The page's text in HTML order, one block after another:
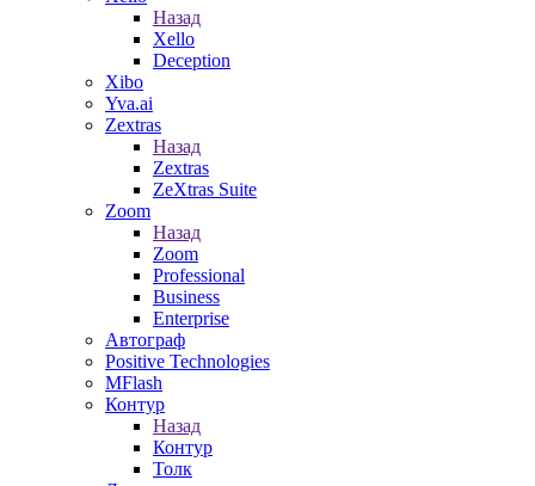
Назад
Xello
Deception
Xibo
Yva.ai
Zextras
Назад
Zextras
ZeXtras Suite
Zoom
Назад
Zoom
Professional
Business
Enterprise
Автограф
Positive Technologies
MFlash
Контур
Назад
Контур
Толк